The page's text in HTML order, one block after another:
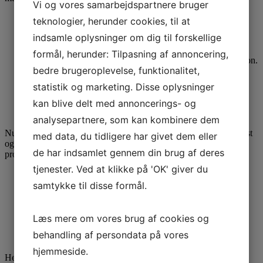
Kraftfuld & Professional Performance
Professional, kraftfuld TwinFlo bypassmotor med lang
levetid.
Stabilitet
Heavy-duty Structofoam giver hård professionel konstruktion.
Klar til våd eller tør
professionelle resultater i både våd og tørsugning.
Nem, ren og sikker tømning
Udstyret med let tomt håndtag, der giver enkel og ren
Numatic WVD570-2 professionel vandsuger der er designet robust
og bygget til at holde i mange år og levere kraftfulde og
professionelle resultater gang på gang.
Kraftfuld 2-trins højt ydende motor
Professionelt tilbehørssæt med robuste rør i rustfrit stål
Valgfrit konvertibel til våd/tør støvsuger
To-motors vandstøvsuger med en kapacitet på 15 liter
Tilbehørssæt BS7 medfølger
Her køber du en komplet vandsuger med slange, rør og
Vi og vores samarbejdspartnere bruger
teknologier, herunder cookies, til at
indsamle oplysninger om dig til forskellige
formål, herunder: Tilpasning af annoncering,
bedre brugeroplevelse, funktionalitet,
statistik og marketing. Disse oplysninger
kan blive delt med annoncerings- og
analysepartnere, som kan kombinere dem
med data, du tidligere har givet dem eller
de har indsamlet gennem din brug af deres
tjenester. Ved at klikke på 'OK' giver du
samtykke til disse formål.
Læs mere om vores brug af cookies og
behandling af persondata på vores
hjemmeside.